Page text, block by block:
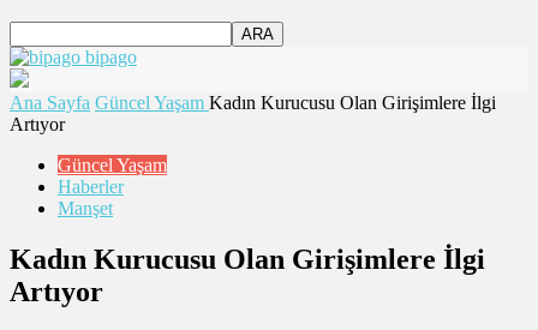
bipago
Ana Sayfa Güncel Yaşam Kadın Kurucusu Olan Girişimlere İlgi
Artıyor
Güncel Yaşam
Haberler
Manşet
Kadın Kurucusu Olan Girişimlere İlgi
Artıyor